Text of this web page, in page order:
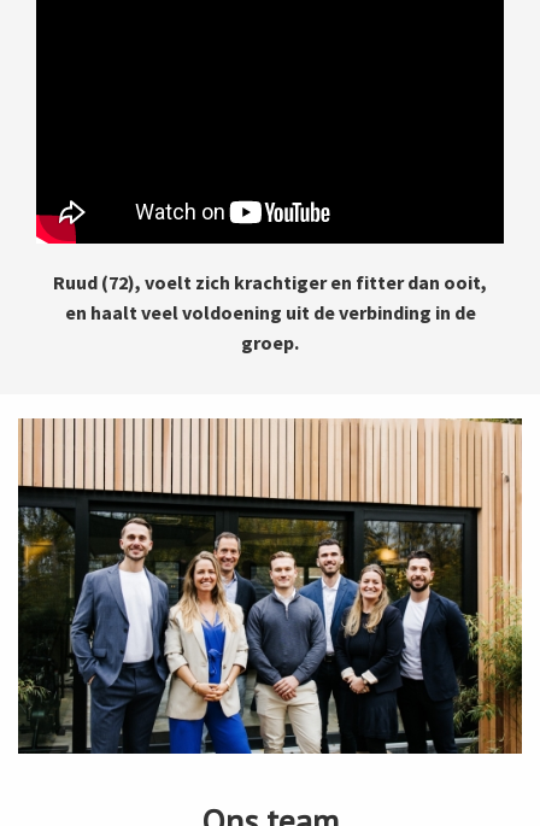
Ruud (72), voelt zich krachtiger en fitter dan ooit,
en haalt veel voldoening uit de verbinding in de
groep.